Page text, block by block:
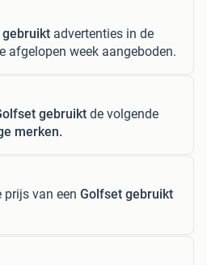
advertenties in de
afgelopen week aangeboden.
gebruikt de volgende
merken.
prijs van een Golfset gebruikt